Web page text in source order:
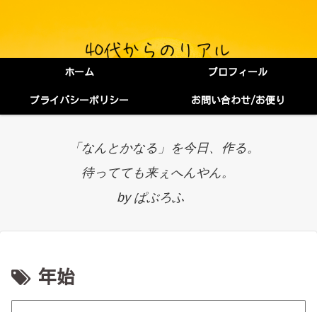
ホーム プロフィール
プライバシーポリシー お問い合わせ/お便り
「なんとかなる」を今日、作る。
待ってても来ぇへんやん。
by ぱぶろふ
年始